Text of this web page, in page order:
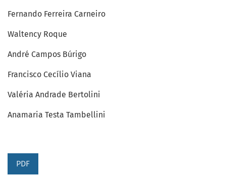
Fernando Ferreira Carneiro
Waltency Roque
André Campos Búrigo
Francisco Cecílio Viana
Valéria Andrade Bertolini
Anamaria Testa Tambellini
PDF